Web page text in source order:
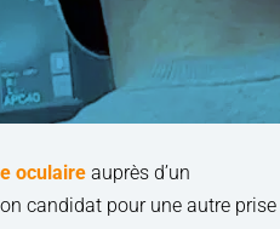
oculaire auprès d’un
candidat pour une autre prise